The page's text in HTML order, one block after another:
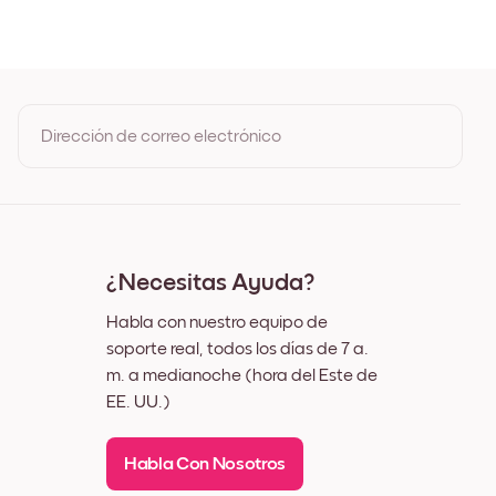
Dirección de correo electrónico
¿Necesitas Ayuda?
Habla con nuestro equipo de
soporte real, todos los días de 7 a.
m. a medianoche (hora del Este de
EE. UU.)
Habla Con Nosotros